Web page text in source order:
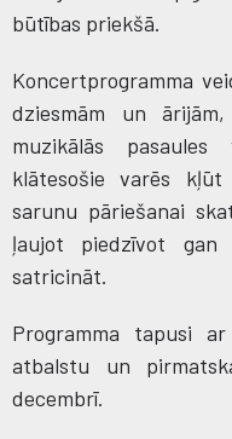
būtības priekšā.
Koncertprogramma
dziesmām un
muzikālās
klātesošie varēs
sarunu pāriešanai
ļaujot piedzīvot gan
satricināt.
Programma tapusi
atbalstu un
decembrī.